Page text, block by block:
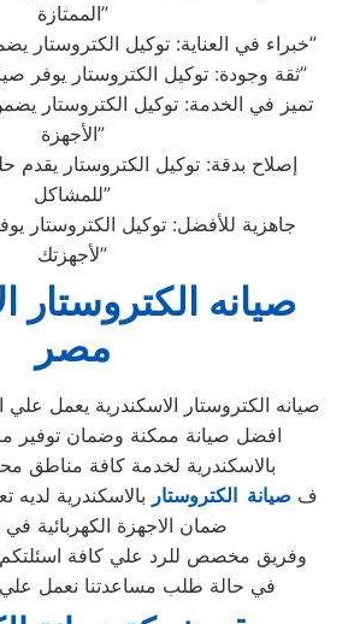
الممتازة”
“خبراء في العناية: توكيل الكتروستار يضمن أداء الأجهزة بأمان”
“ثقة وجودة: توكيل الكتروستار يوفر صيانة مضمونة للأجهزة”
الأجهزة”
للمشاكل”
لأجهزتك”
صيانه الكتروستار
مصر
صيانه الكتروستار الاسكندرية يعمل
افضل صيانة ممكنة وضمان توفير
بالاسكندرية لخدمة كافة مناطق
ف صيانة الكتروستار بالاسكندرية
ضمان الاجهزة الكهربائية في
في حالة طلب مساعدتنا نعمل